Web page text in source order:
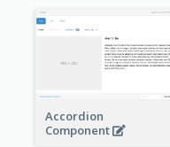
Accordion
Component